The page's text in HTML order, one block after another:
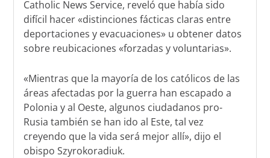
Catholic News Service, reveló que había sido
difícil hacer «distinciones fácticas claras entre
deportaciones y evacuaciones» u obtener datos
sobre reubicaciones «forzadas y voluntarias».
«Mientras que la mayoría de los católicos de las
áreas afectadas por la guerra han escapado a
Polonia y al Oeste, algunos ciudadanos pro-
Rusia también se han ido al Este, tal vez
creyendo que la vida será mejor allí», dijo el
obispo Szyrokoradiuk.